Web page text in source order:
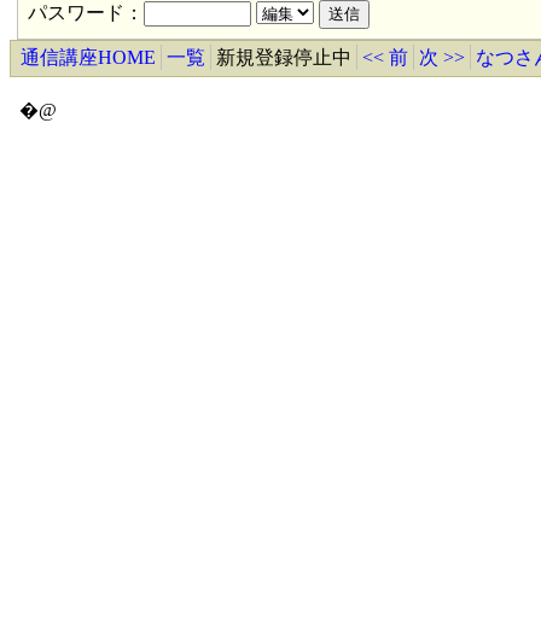
パスワード：
通信講座HOME 一覧 新規登録停止中 << 前 次 >> なつさ
�@